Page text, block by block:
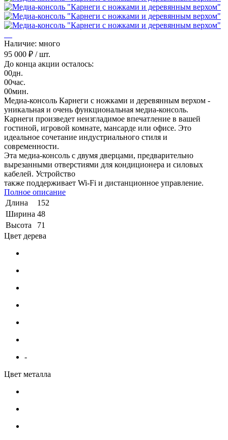
Наличие: много
95 000 ₽ / шт.
До конца акции осталось:
00дн.
00час.
00мин.
Медиа-консоль Карнеги с ножками и деревянным верхом -
уникальная и очень функциональная медиа-консоль.
Карнеги произведет неизгладимое впечатление в вашей
гостиной, игровой комнате, мансарде или офисе. Это
идеальное сочетание индустриального стиля и
современности.
Эта медиа-консоль с двумя дверцами, предварительно
вырезанными отверстиями для кондиционера и силовых
кабелей. Устройство
также поддерживает Wi-Fi и дистанционное управление.
Полное описание
Длина
152
Ширина 48
Высота
71
Цвет дерева
-
Цвет металла